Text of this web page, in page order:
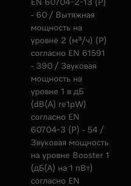
EN 60704-2-13 (Р)
- 60 / Вытяжная
мощность на
уровне 2 (м³/ч) (Р)
согласно EN 61591
- 390 / Звуковая
мощность на
уровне 1 в дБ
(dB(A) re1pW)
согласно EN
60704-3 (Р) - 54 /
Звуковая мощность
на уровне Booster 1
(дБ(А) на 1 пВт)
согласно EN